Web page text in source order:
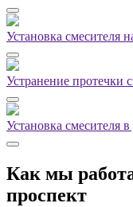
Установка смесителя
Устранение протечки
Установка смесителя
Как мы
проспект